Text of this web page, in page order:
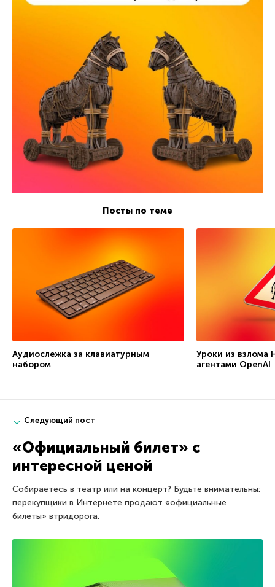
Посты по теме
Аудиослежка за клавиатурным
набором
Уроки из взлома
агентами OpenAI
Следующий пост
«Официальный билет» с
интересной ценой
Собираетесь в театр или на концерт? Будьте внимательны:
перекупщики в Интернете продают «официальные
билеты» втридорога.